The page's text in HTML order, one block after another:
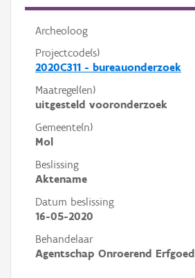
Archeoloog
Projectcode(s)
2020C311 - bureauonderzoek
Maatregel(en)
uitgesteld vooronderzoek
Gemeente(n)
Mol
Beslissing
Aktename
Datum beslissing
16-05-2020
Behandelaar
Agentschap Onroerend Erfgoed